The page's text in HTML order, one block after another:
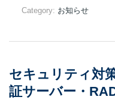
Category: お知らせ
セキュリティ対
証サーバー・